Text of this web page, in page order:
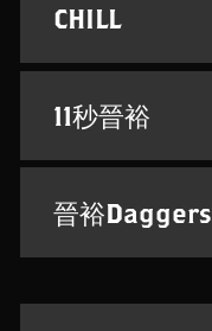
CHILL
11秒晉裕
晉裕Daggers